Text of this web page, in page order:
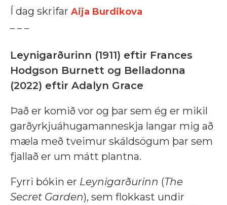
Í dag skrifar Aija Burdikova
Leynigarðurinn (1911) eftir Frances
Hodgson Burnett og Belladonna
(2022) eftir Adalyn Grace
Það er komið vor og þar sem ég er mikil
garðyrkjuáhugamanneskja langar mig að
mæla með tveimur skáldsögum þar sem
fjallað er um mátt plantna.
Fyrri bókin er Leynigarðurinn (The
Secret Garden), sem flokkast undir